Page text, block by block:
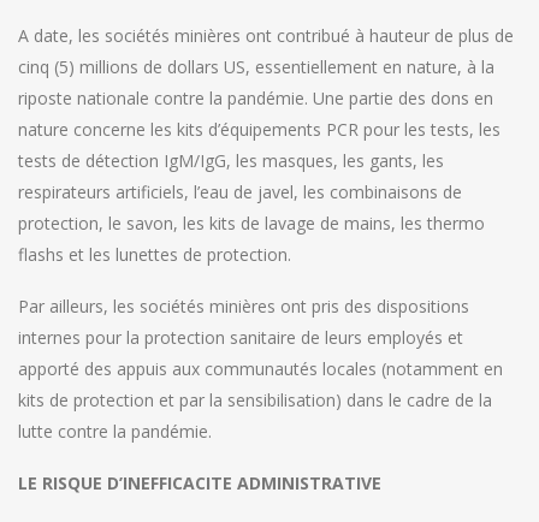
A date, les sociétés minières ont contribué à hauteur de plus de
cinq (5) millions de dollars US, essentiellement en nature, à la
riposte nationale contre la pandémie. Une partie des dons en
nature concerne les kits d’équipements PCR pour les tests, les
tests de détection IgM/IgG, les masques, les gants, les
respirateurs artificiels, l’eau de javel, les combinaisons de
protection, le savon, les kits de lavage de mains, les thermo
flashs et les lunettes de protection.
Par ailleurs, les sociétés minières ont pris des dispositions
internes pour la protection sanitaire de leurs employés et
apporté des appuis aux communautés locales (notamment en
kits de protection et par la sensibilisation) dans le cadre de la
lutte contre la pandémie.
LE RISQUE D’INEFFICACITE ADMINISTRATIVE